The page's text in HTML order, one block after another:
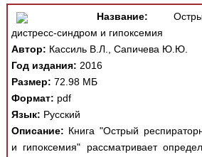
Название:
дистресс-синдром и гипоксемия
Автор: Кассиль В.Л., Сапичева Ю.Ю.
Год издания: 2016
Размер: 72.98 МБ
Формат: pdf
Язык: Русский
Описание: Книга "Острый
и гипоксемия" рассматривает